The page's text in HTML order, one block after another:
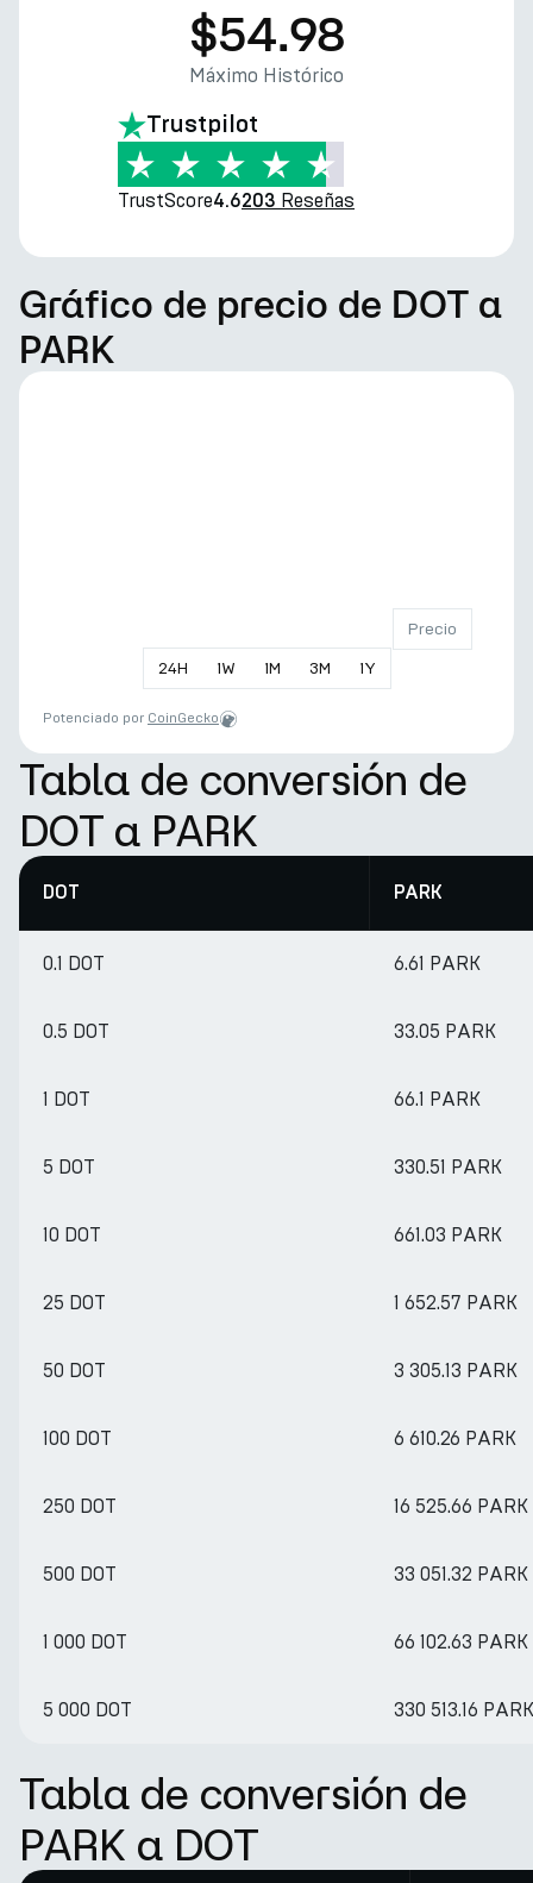
$54.98
Máximo Histórico
Trustpilot
TrustScore4.6203 Reseñas
Gráfico de precio de DOT a
PARK
24H 1W 1M 3M 1Y
Precio
Potenciado por CoinGecko
Tabla de conversión de
DOT a PARK
DOT PARK
0.1 DOT 6.61 PARK
0.5 DOT 33.05 PARK
1 DOT 66.1 PARK
5 DOT 330.51 PARK
10 DOT 661.03 PARK
25 DOT 1 652.57 PARK
50 DOT 3 305.13 PARK
100 DOT 6 610.26 PARK
250 DOT 16 525.66 PARK
500 DOT 33 051.32 PARK
1 000 DOT 66 102.63 PARK
5 000 DOT 330 513.16 PARK
Tabla de conversión de
PARK a DOT